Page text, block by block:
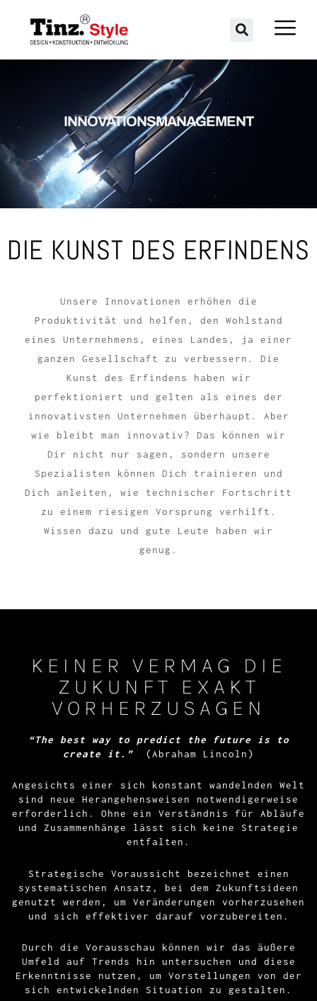
INNOVATIONSMANAGEMENT
DIE KUNST DES ERFINDENS
Unsere Innovationen erhöhen die
Produktivität und helfen, den Wohlstand
eines Unternehmens, eines Landes, ja einer
ganzen Gesellschaft zu verbessern. Die
Kunst des Erfindens haben wir
perfektioniert und gelten als eines der
innovativsten Unternehmen überhaupt. Aber
wie bleibt man innovativ? Das können wir
Dir nicht nur sagen, sondern unsere
Spezialisten können Dich trainieren und
Dich anleiten, wie technischer Fortschritt
zu einem riesigen Vorsprung verhilft.
Wissen dazu und gute Leute haben wir
genug.
KEINER VERMAG DIE
ZUKUNFT EXAKT
VORHERZUSAGEN
“The best way to predict the future is to
create it.” (Abraham Lincoln)
Angesichts einer sich konstant wandelnden Welt
sind neue Herangehensweisen notwendigerweise
erforderlich. Ohne ein Verständnis für Abläufe
und Zusammenhänge lässt sich keine Strategie
entfalten.
Strategische Voraussicht bezeichnet einen
systematischen Ansatz, bei dem Zukunftsideen
genutzt werden, um Veränderungen vorherzusehen
und sich effektiver darauf vorzubereiten.
Durch die Vorausschau können wir das äußere
Umfeld auf Trends hin untersuchen und diese
Erkenntnisse nutzen, um Vorstellungen von der
sich entwickelnden Situation zu gestalten.